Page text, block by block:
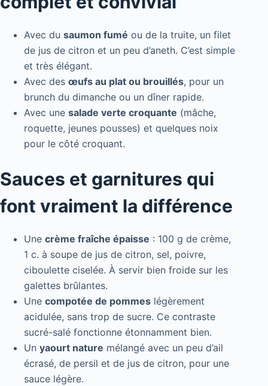
Avec du saumon fumé ou de la truite, un filet
de jus de citron et un peu d’aneth. C’est simple
et très élégant.
Avec des œufs au plat ou brouillés, pour un
brunch du dimanche ou un dîner rapide.
Avec une salade verte croquante (mâche,
roquette, jeunes pousses) et quelques noix
pour le côté croquant.
Sauces et garnitures qui
font vraiment la différence
Une crème fraîche épaisse : 100 g de crème,
1 c. à soupe de jus de citron, sel, poivre,
ciboulette ciselée. À servir bien froide sur les
galettes brûlantes.
Une compotée de pommes légèrement
acidulée, sans trop de sucre. Ce contraste
sucré-salé fonctionne étonnamment bien.
Un yaourt nature mélangé avec un peu d’ail
écrasé, de persil et de jus de citron, pour une
sauce légère.